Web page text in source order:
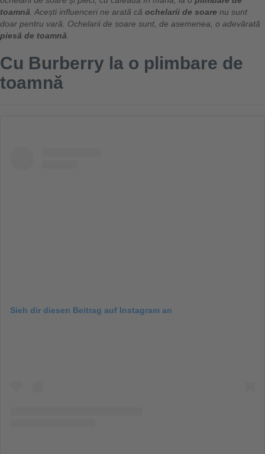
toamnă . Acești influenceri ne arată că ochelarii de soare nu sunt
doar pentru vară. Ochelarii de soare sunt, de asemenea, o adevărată
piesă de toamnă
Cu Burberry la o plimbare de
toamnă
Sieh dir diesen Beitrag auf Instagram an